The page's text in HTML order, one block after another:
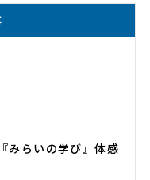
みらいの学び』体感